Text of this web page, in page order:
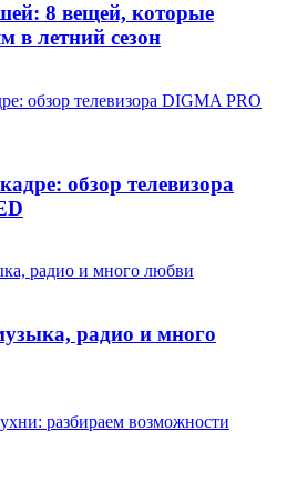
8 вещей, которые
в летний сезон
обзор телевизора
радио и много